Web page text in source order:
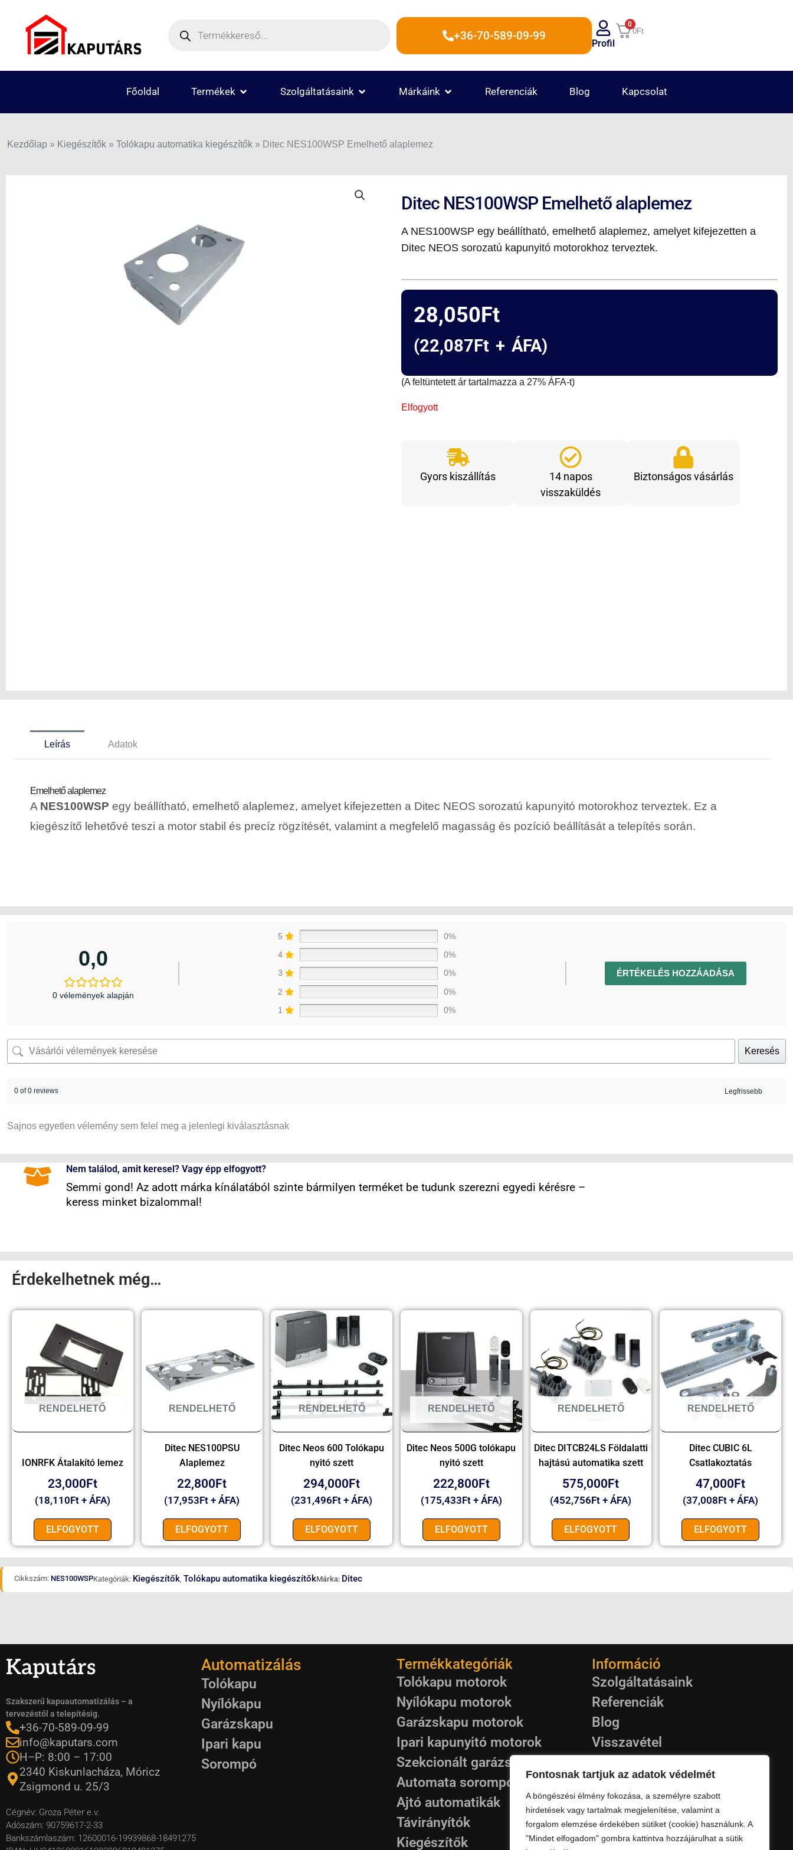
Fontosnak tartjuk az adatok védelmét
A böngészési élmény fokozása, a személyre szabott
hirdetések vagy tartalmak megjelenítése, valamint a
forgalom elemzése érdekében sütiket (cookie) használunk. A
"Mindet elfogadom" gombra kattintva hozzájárulhat a sütik
+36-70-589-09-99
Profil
0
0Ft
Főoldal Termékek OPEN TERMÉKEKSzolgáltatásaink OPEN SZOLGÁLTATÁSAINK
Márkáink OPEN MÁRKÁINK
Referenciák Blog Kapcsolat
Kezdőlap » Kiegészítők » Tolókapu automatika kiegészítők » Ditec NES100WSP Emelhető alaplemez
Ditec NES100WSP Emelhető alaplemez
A NES100WSP egy beállítható, emelhető alaplemez, amelyet kifejezetten a
Ditec NEOS sorozatú kapunyitó motorokhoz terveztek.
28,050Ft
(22,087Ft+ ÁFA)
(A feltüntetett ár tartalmazza a 27% ÁFA-t)
Elfogyott
Gyors kiszállítás
14 napos
visszaküldés
Biztonságos vásárlás
Leírás Adatok
Emelhető alaplemez
A NES100WSP egy beállítható, emelhető alaplemez, amelyet kifejezetten a Ditec NEOS sorozatú kapunyitó motorokhoz terveztek. Ez a
kiegészítő lehetővé teszi a motor stabil és precíz rögzítését, valamint a megfelelő magasság és pozíció beállítását a telepítés során.
0,0
0 vélemények alapján
5
0%
4
0%
3
0%
2
0%
1
0%
ÉRTÉKELÉS HOZZÁADÁSA
Keresés
0 of 0 reviews
Sajnos egyetlen vélemény sem felel meg a jelenlegi kiválasztásnak
Nem találod, amit keresel? Vagy épp elfogyott?
Semmi gond! Az adott márka kínálatából szinte bármilyen terméket be tudunk szerezni egyedi kérésre –
keress minket bizalommal!
Érdekelhetnek még…
RENDELHETŐ
IONRFK Átalakító lemez
23,000Ft
(18,110Ft+ ÁFA)
ELFOGYOTT
RENDELHETŐ
Ditec NES100PSU
Alaplemez
22,800Ft
(17,953Ft + ÁFA)
ELFOGYOTT
RENDELHETŐ
Ditec Neos 600 Tolókapu
nyitó szett
294,000Ft
(231,496Ft + ÁFA)
ELFOGYOTT
RENDELHETŐ
Ditec Neos 500G tolókapu
nyitó szett
222,800Ft
(175,433Ft+ ÁFA)
ELFOGYOTT
RENDELHETŐ
Ditec DITCB24LS Földalatti
hajtású automatika szett
575,000Ft
(452,756Ft + ÁFA)
ELFOGYOTT
RENDELHETŐ
Ditec CUBIC 6L
Csatlakoztatás
47,000Ft
(37,008Ft + ÁFA)
ELFOGYOTT
Cikkszám: NES100WSPKategóriák: Kiegészítők Tolókapu automatika kiegészítőkMárka: Ditec
Kaputárs
Szakszerű kapuautomatizálás – a
tervezéstől a telepítésig.
+36-70-589-09-99
info@kaputars.com
H–P: 8:00 – 17:00
2340 Kiskunlacháza, Móricz
Zsigmond u. 25/3
Cégnév: Groza Péter e.v.
Adószám: 90759617-2-33
Bankszámlaszám: 12600016-19939868-18491275
Automatizálás
Tolókapu
Nyílókapu
Garázskapu
Ipari kapu
Sorompó
Termékkategóriák
Tolókapu motorok
Nyílókapu motorok
Garázskapu motorok
Ipari kapunyitó motorok
Szekcionált garázskapuk
Automata sorompók
Ajtó automatikák
Távirányítók
Kiegészítők
Információ
Szolgáltatásaink
Referenciák
Blog
Visszavétel
Kapcsolat
Szállítás